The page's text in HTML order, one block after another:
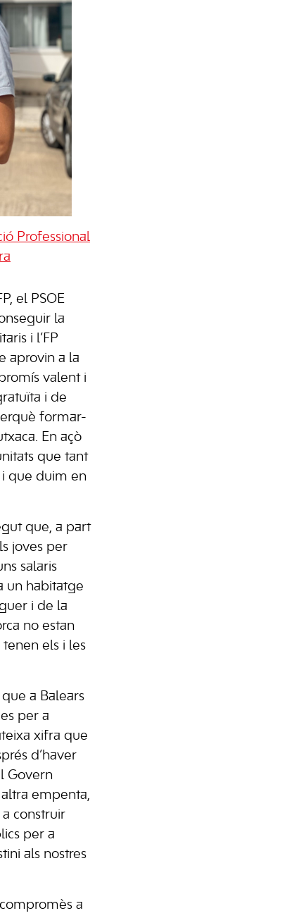
Professional
el PSOE
la
i l’FP
aprovin a la
valent i
i de
formar-
En açò
que tant
i que duim en
que, a part
joves per
salaris
un habitatge
i de la
no estan
els i les
a Balears
per a
xifra que
d’haver
Govern
altra empenta,
construir
per a
als nostres
a